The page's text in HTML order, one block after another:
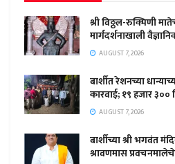
श्री विठ्ठल-रुक्मिणी
मार्गदर्शनाखाली
AUGUST 7, 2026
बार्शीत रेशनच्या
कारवाई; १९ हजार ३००
AUGUST 7, 2026
बार्शीच्या श्री भगवंत
श्रावणमास